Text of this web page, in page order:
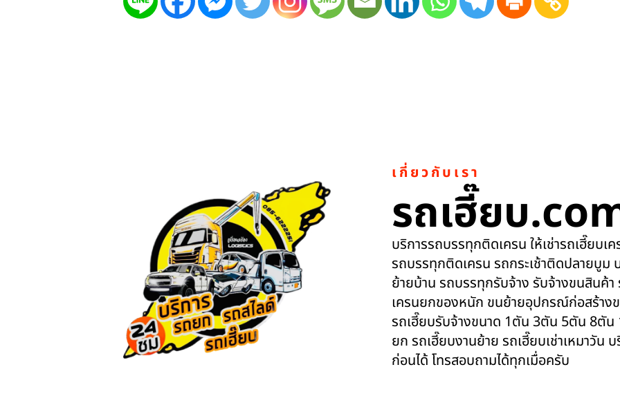
เกี่ยวกับเรา
รถเฮี๊ยบ
บริการรถบรรทุกติดเครน ให้เช่ารถเฮี๊ยบเ
รถบรรทุกติดเครน รถกระเช้าติดปลายบู
ย้ายบ้าน รถบรรทุกรับจ้าง รับจ้างขนสินค้
เครนยกของหนัก ขนย้ายอุปกรณ์ก่อสร้าง
รถเฮี๊ยบรับจ้างขนาด 1ตัน 3ตัน 5ตัน 8ตั
ยก รถเฮี๊ยบงานย้าย รถเฮี๊ยบเช่าเหมาวัน
ก่อนได้ โทรสอบถามได้ทุกเมื่อครับ